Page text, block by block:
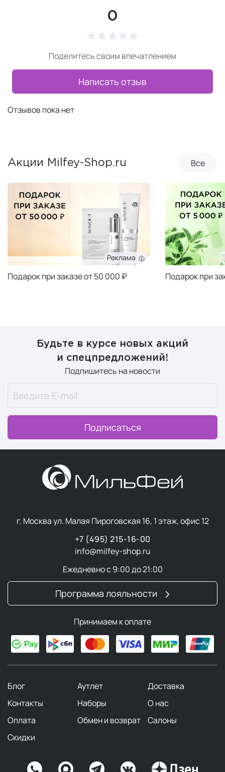
0
Поделитесь своим впечатлением
Написать отзыв
Отзывов пока нет
Акции Milfey-Shop.ru Все
Реклама
Подарок при заказе от 50 000 ₽ Подарок при
Будьте в курсе новых акций
и спецпредложений!
Подпишитесь на новости
Подписаться
г. Москва ул. Малая Пироговская 16, 1 этаж, офис 12
+7 (495) 215-16-00
info@milfey-shop.ru
Ежедневно с 9:00 до 21:00
Программа лояльности
Принимаем к оплате
Блог Аутлет
Доставка
Контакты
Наборы
О нас
Оплата
Обмен и возврат
Салоны
Скидки